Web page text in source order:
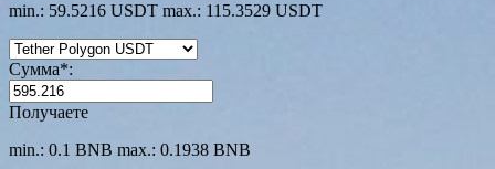
min.: 59.5216 USDT max.: 115.3529 USDT
Сумма*:
Получаете
min.: 0.1 BNB max.: 0.1938 BNB